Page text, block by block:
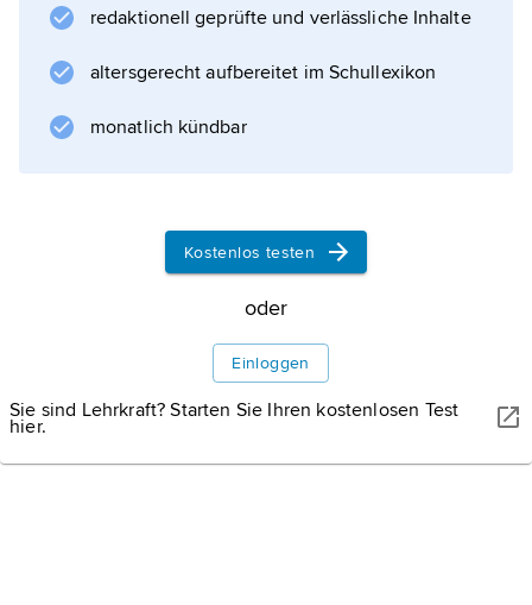
Nordsee zurückgeht.
Informationen zum Artikel
redaktionell geprüfte und verlässliche Inhalte
altersgerecht aufbereitet im Schullexikon
monatlich kündbar
Kostenlos testen
oder
Einloggen
Sie sind Lehrkraft? Starten Sie Ihren kostenlosen Test
hier.